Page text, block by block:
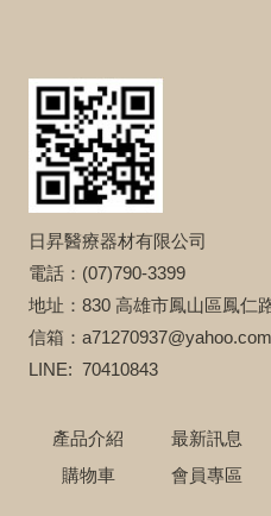
日昇醫療器材有限公司
電話：(07)790-3399
地址：830 高雄市鳳山區鳳仁
信箱：
LINE: 70410843
產品介紹 最新訊息
購物車
會員專區